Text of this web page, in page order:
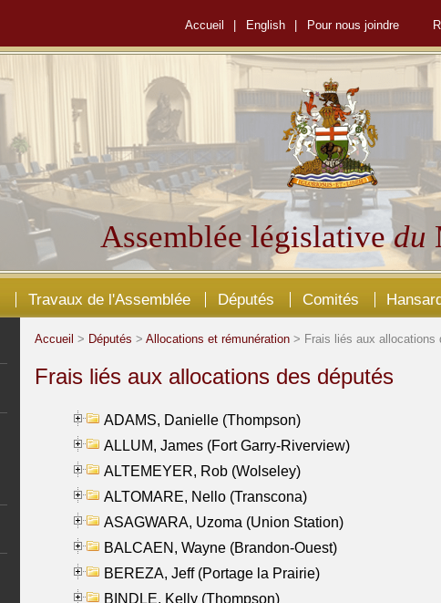
Accueil English Pour nous joindre
Assemblée législativedu
Travaux de l'Assemblée Députés Comités
Accueil > Députés > Allocations et rémunération > Frais liés aux allocations
Frais liés aux allocations des députés
ADAMS, Danielle (Thompson)
ALLUM, James (Fort Garry-Riverview)
ALTEMEYER, Rob (Wolseley)
ALTOMARE, Nello (Transcona)
ASAGWARA, Uzoma (Union Station)
BALCAEN, Wayne (Brandon-Ouest)
BEREZA, Jeff (Portage la Prairie)
BINDLE, Kelly (Thompson)